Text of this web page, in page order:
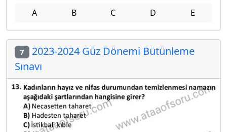
A B C D E
7 2023-2024 Güz Dönemi Bütünleme
Sınavı